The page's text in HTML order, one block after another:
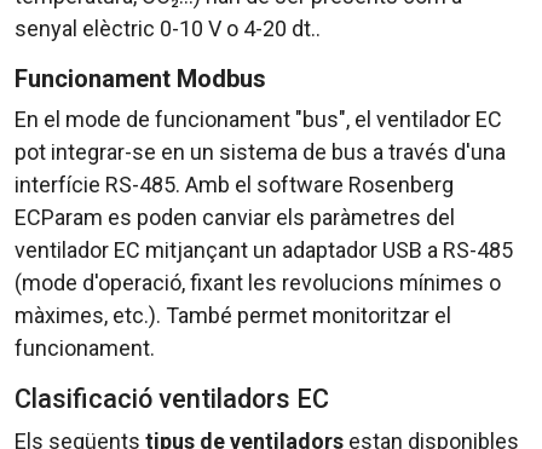
senyal elèctric 0-10 V o 4-20 dt..
Funcionament Modbus
En el mode de funcionament "bus", el ventilador EC
pot integrar-se en un sistema de bus a través d'una
interfície RS-485. Amb el software Rosenberg
ECParam es poden canviar els paràmetres del
ventilador EC mitjançant un adaptador USB a RS-485
(mode d'operació, fixant les revolucions mínimes o
màximes, etc.). També permet monitoritzar el
funcionament.
Clasificació ventiladors EC
Els següents tipus de ventiladors estan disponibles